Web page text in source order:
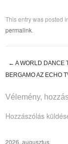
This entry was posted
permalink
Post
← A WORLD DANCE
BERGAMO AZ ECHO
Vélemény,
Hozzászólás
2026. augusztus